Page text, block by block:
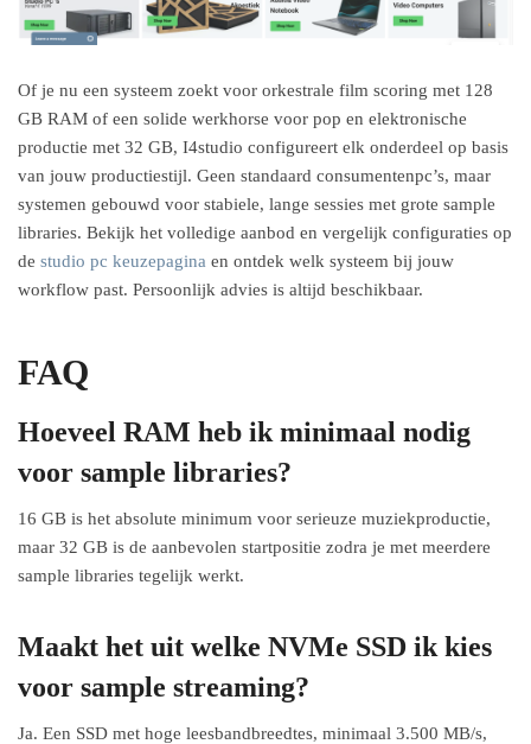
Of je nu een systeem zoekt voor orkestrale film scoring met 128
GB RAM of een solide werkhorse voor pop en elektronische
productie met 32 GB, I4studio configureert elk onderdeel op basis
van jouw productiestijl. Geen standaard consumentenpc’s, maar
systemen gebouwd voor stabiele, lange sessies met grote sample
libraries. Bekijk het volledige aanbod en vergelijk configuraties op
de studio pc keuzepagina en ontdek welk systeem bij jouw
workflow past. Persoonlijk advies is altijd beschikbaar.
FAQ
Hoeveel RAM heb ik minimaal nodig
voor sample libraries?
16 GB is het absolute minimum voor serieuze muziekproductie,
maar 32 GB is de aanbevolen startpositie zodra je met meerdere
sample libraries tegelijk werkt.
Maakt het uit welke NVMe SSD ik kies
voor sample streaming?
Ja. Een SSD met hoge leesbandbreedtes, minimaal 3.500 MB/s,